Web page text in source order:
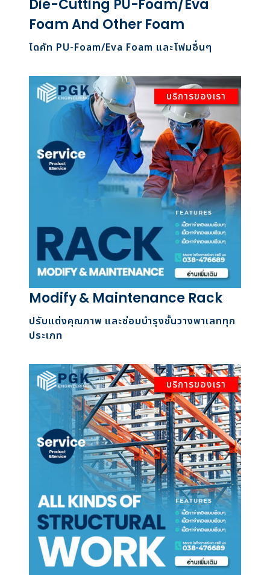
Die-Cutting PU-Foam/Eva
Foam And Other Foam
ไดคัท PU-Foam/Eva Foam และโฟมอื่นๆ
บริการของเรา
Modify & Maintenance Rack
ปรับแต่งคุณภาพ และซ่อมบำรุงชั้นวางพาเลททุก
ประเภท
บริการของเรา